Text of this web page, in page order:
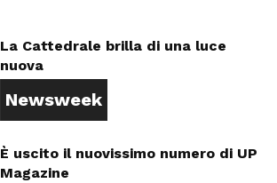
La Cattedrale brilla di una luce
nuova
Newsweek
È uscito il nuovissimo numero di UP
Magazine